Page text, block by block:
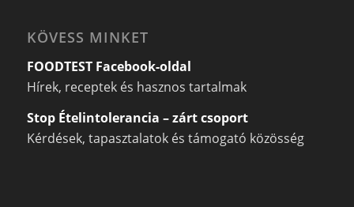
KÖVESS MINKET
FOODTEST Facebook-oldal
Hírek, receptek és hasznos tartalmak
Stop Ételintolerancia – zárt csoport
Kérdések, tapasztalatok és támogató közösség